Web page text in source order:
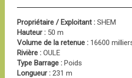
Propriétaire / Exploitant : SHEM
Hauteur : 50 m
Volume de la retenue : 16600
Rivière : OULE
Type Barrage : Poids
Longueur : 231 m